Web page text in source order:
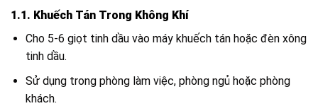
1.1. Khuếch Tán Trong Không Khí
Cho 5-6 giọt tinh dầu vào máy khuếch tán hoặc đèn xông
tinh dầu.
Sử dụng trong phòng làm việc, phòng ngủ hoặc phòng
khách.